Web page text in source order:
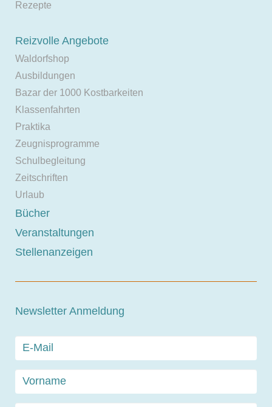
Rezepte
Reizvolle Angebote
Waldorfshop
Ausbildungen
Bazar der 1000 Kostbarkeiten
Klassenfahrten
Praktika
Zeugnisprogramme
Schulbegleitung
Zeitschriften
Urlaub
Bücher
Veranstaltungen
Stellenanzeigen
Newsletter Anmeldung